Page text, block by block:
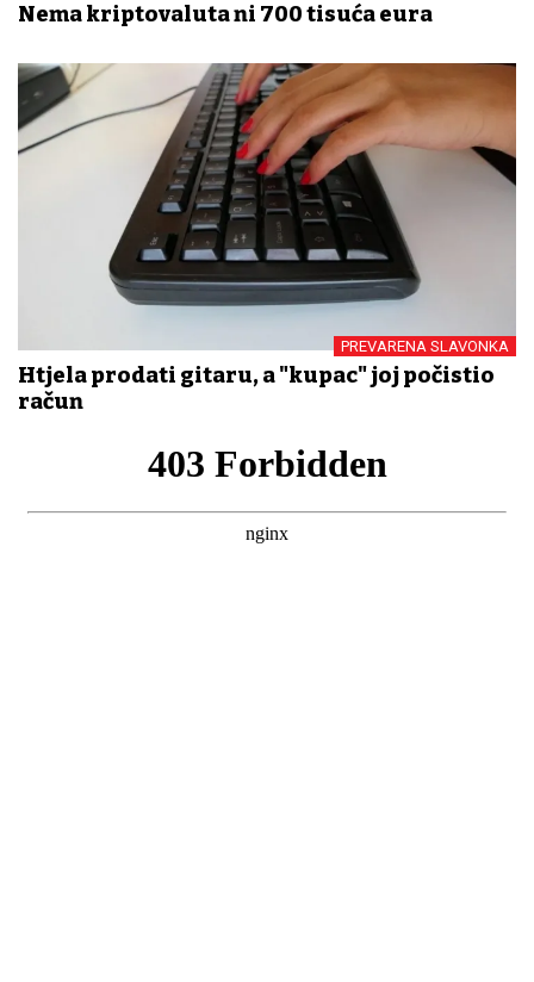
Nema kriptovaluta ni 700 tisuća eura
PREVARENA SLAVONKA
Htjela prodati gitaru, a "kupac" joj počistio
račun